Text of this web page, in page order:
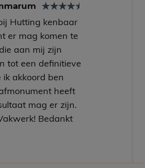
Hutting kenbaar
er mag komen te
aan mij zijn
tot een definitieve
akkoord ben
heeft
mag er zijn.
Bedankt